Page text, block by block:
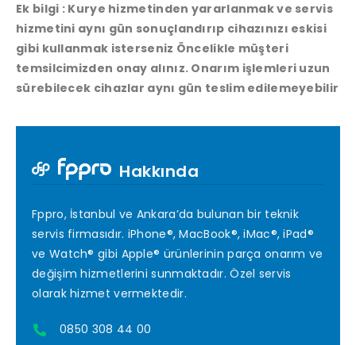
Ek bilgi : Kurye hizmetinden yararlanmak ve servis
hizmetini aynı gün sonuçlandırıp cihazınızı eskisi
gibi kullanmak isterseniz Öncelikle müşteri
temsilcimizden onay alınız. Onarım işlemleri uzun
sürebilecek cihazlar aynı gün teslim edilemeyebilir
Hakkında
Fppro, İstanbul ve Ankara’da bulunan bir teknik
servis firmasıdır. iPhone®, MacBook®, iMac®, iPad®
ve Watch® gibi Apple® ürünlerinin parça onarım ve
değişim hizmetlerini sunmaktadır. Özel servis
olarak hizmet vermektedir.
0850 308 44 00